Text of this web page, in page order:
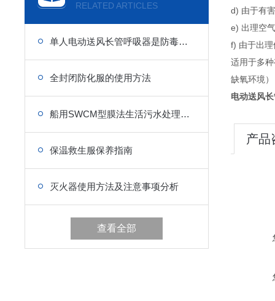
RELATED ARTICLES
单人电动送风长管呼吸器是防毒气和粉尘
全封闭防化服的使用方法
船用SWCM型膜法生活污水处理装置
保温救生服保养指南
灭火器使用方法及注意事项分析
查看全部
d) 由于有
e) 出理空
f) 由于出
适用于多
缺氧环境
电动送风
产品